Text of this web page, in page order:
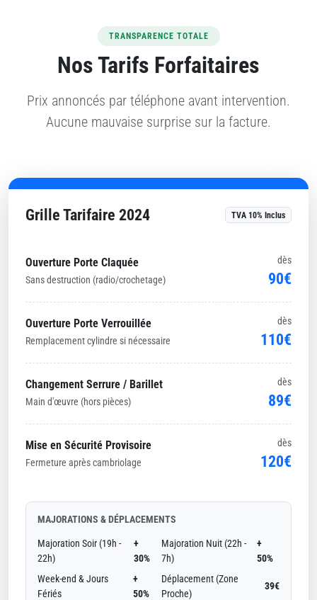
TRANSPARENCE TOTALE
Nos Tarifs Forfaitaires
Prix annoncés par téléphone avant intervention.
Aucune mauvaise surprise sur la facture.
Grille Tarifaire 2024 TVA 10% Inclus
Ouverture Porte Claquée
Sans destruction (radio/crochetage)
dès
90€
Ouverture Porte Verrouillée
Remplacement cylindre si nécessaire
dès
110€
Changement Serrure / Barillet
Main d'œuvre (hors pièces)
dès
89€
Mise en Sécurité Provisoire
Fermeture après cambriolage
dès
120€
MAJORATIONS & DÉPLACEMENTS
Majoration Soir (19h -
22h)
+
30%
Majoration Nuit (22h -
7h)
+
50%
Week-end & Jours
Fériés
+
50%
Déplacement (Zone
Proche)
39€